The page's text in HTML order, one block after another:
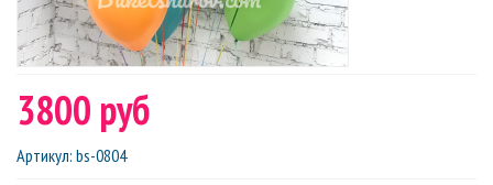
3800 руб
Артикул: bs-0804